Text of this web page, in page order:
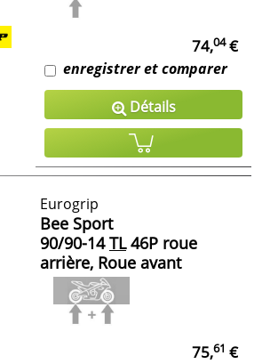
74,04€
enregistrer et comparer
Détails
Eurogrip
Bee Sport
90/90-14 TL46P roue
arrière, Roue avant
75,61 €